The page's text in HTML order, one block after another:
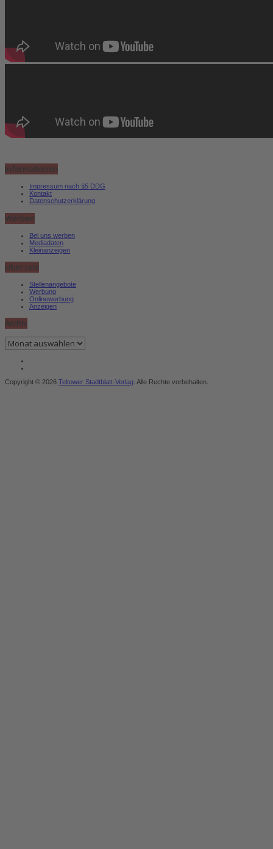
Informationen
Impressum nach §5 DDG
Kontakt
Datenschutzerklärung
Werben
Bei uns werben
Mediadaten
Kleinanzeigen
Über uns
Stellenangebote
Werbung
Onlinewerbung
Anzeigen
Archiv
Archiv
Copyright © 2026 Teltower Stadtblatt-Verlag . Alle Rechte vorbehalten.